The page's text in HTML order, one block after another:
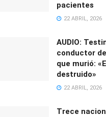
pacientes
22 ABRIL, 2026
AUDIO:
conductor
que murió:
destruido»
22 ABRIL, 2026
Trece